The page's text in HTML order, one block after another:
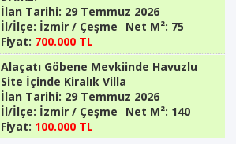
İlan Tarihi: 29 Temmuz 2026
İl/İlçe: İzmir / Çeşme Net M²: 75
Fiyat: 700.000 TL
Alaçatı Göbene Mevkiinde Havuzlu
Site İçinde Kiralık Villa
İlan Tarihi: 29 Temmuz 2026
İl/İlçe: İzmir / Çeşme Net M²: 140
Fiyat: 100.000 TL